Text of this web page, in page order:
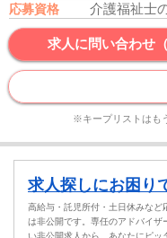
応募資格 介護福祉士
求人に問い合わせ（
※キープリストはも
求人探しにお困り
高給与・託児所付・土日休みなど
は非公開です。専任のアドバイザ
い非公開求人から、あなたにピッ